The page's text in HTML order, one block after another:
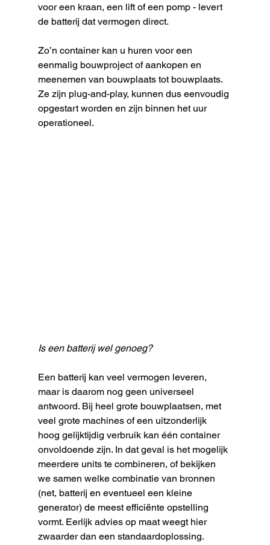
voor een kraan, een lift of een pomp - levert
de batterij dat vermogen direct.
Zo’n container kan u huren voor een
eenmalig bouwproject of aankopen en
meenemen van bouwplaats tot bouwplaats.
Ze zijn plug-and-play, kunnen dus eenvoudig
opgestart worden en zijn binnen het uur
operationeel.
Is een batterij wel genoeg?
Een batterij kan veel vermogen leveren,
maar is daarom nog geen universeel
antwoord. Bij heel grote bouwplaatsen, met
veel grote machines of een uitzonderlijk
hoog gelijktijdig verbruik kan één container
onvoldoende zijn. In dat geval is het mogelijk
meerdere units te combineren, of bekijken
we samen welke combinatie van bronnen
(net, batterij en eventueel een kleine
generator) de meest efficiënte opstelling
vormt. Eerlijk advies op maat weegt hier
zwaarder dan een standaardoplossing.